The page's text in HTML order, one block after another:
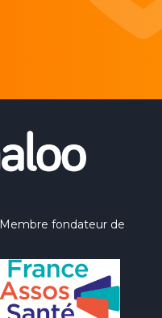
Membre fondateur de